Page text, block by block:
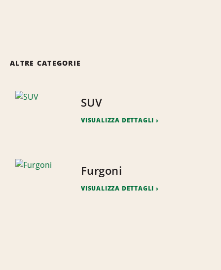
ALTRE CATEGORIE
SUV
VISUALIZZA DETTAGLI
Furgoni
VISUALIZZA DETTAGLI